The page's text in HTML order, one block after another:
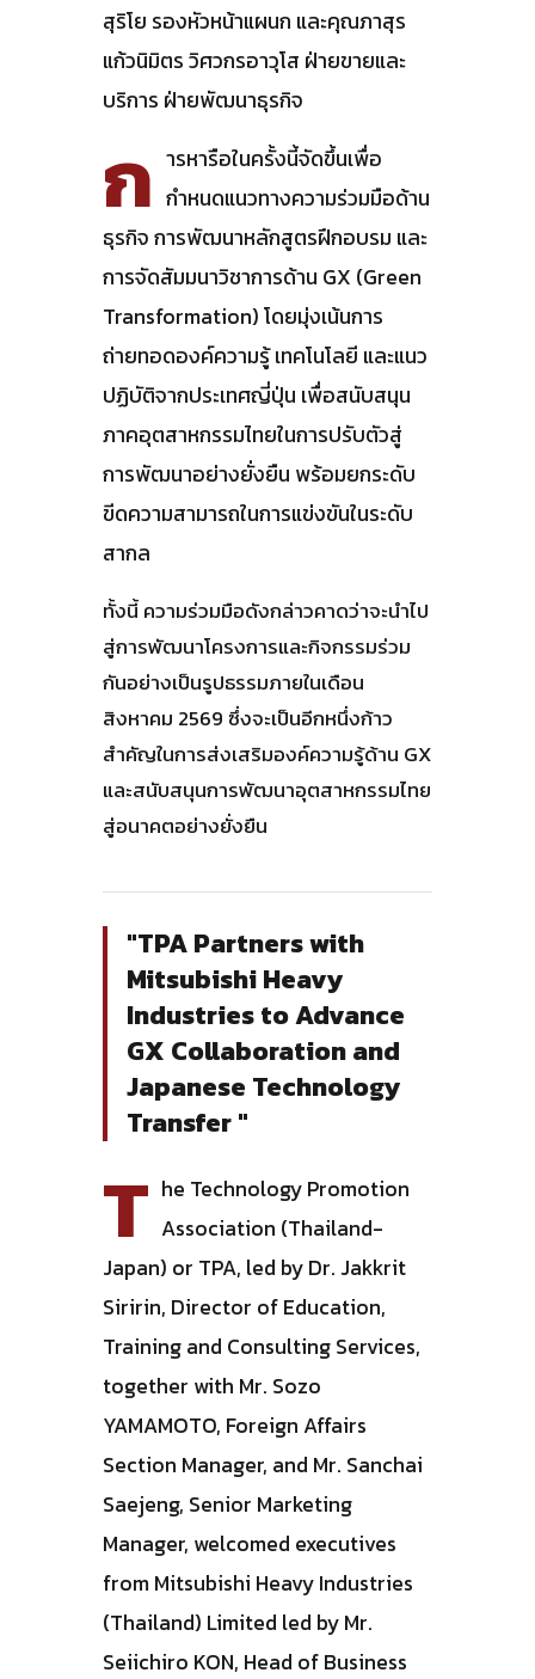
สุริโย รองหัวหน้าแผนก และคุณภาสุร
แก้วนิมิตร วิศวกรอาวุโส ฝ่ายขายและ
บริการ ฝ่ายพัฒนาธุรกิจ
ก ารหารือในครั้งนี้จัดขึ้นเพื่อ
กำหนดแนวทางความร่วมมือด้าน
ธุรกิจ การพัฒนาหลักสูตรฝึกอบรม และ
การจัดสัมมนาวิชาการด้าน GX (Green
Transformation) โดยมุ่งเน้นการ
ถ่ายทอดองค์ความรู้ เทคโนโลยี และแนว
ปฏิบัติจากประเทศญี่ปุ่น เพื่อสนับสนุน
ภาคอุตสาหกรรมไทยในการปรับตัวสู่
การพัฒนาอย่างยั่งยืน พร้อมยกระดับ
ขีดความสามารถในการแข่งขันในระดับ
สากล
ทั้งนี้ ความร่วมมือดังกล่าวคาดว่าจะนำไป
สู่การพัฒนาโครงการและกิจกรรมร่วม
กันอย่างเป็นรูปธรรมภายในเดือน
สิงหาคม 2569 ซึ่งจะเป็นอีกหนึ่งก้าว
สำคัญในการส่งเสริมองค์ความรู้ด้าน GX
และสนับสนุนการพัฒนาอุตสาหกรรมไทย
สู่อนาคตอย่างยั่งยืน
"TPA Partners with
Mitsubishi Heavy
Industries to Advance
GX Collaboration and
Japanese Technology
Transfer "
T he Technology Promotion
Association (Thailand-
Japan) or TPA, led by Dr. Jakkrit
Siririn, Director of Education,
Training and Consulting Services,
together with Mr. Sozo
YAMAMOTO, Foreign Affairs
Section Manager, and Mr. Sanchai
Saejeng, Senior Marketing
Manager, welcomed executives
from Mitsubishi Heavy Industries
(Thailand) Limited led by Mr.
Seiichiro KON, Head of Business